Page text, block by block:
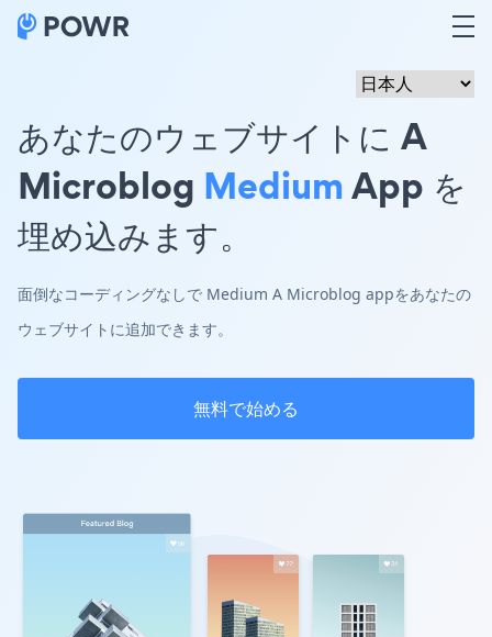
あなたのウェブサイトに A
Microblog MediumApp を
埋め込みます。
面倒なコーディングなしで Medium A Microblog appをあなたの
ウェブサイトに追加できます。
無料で始める